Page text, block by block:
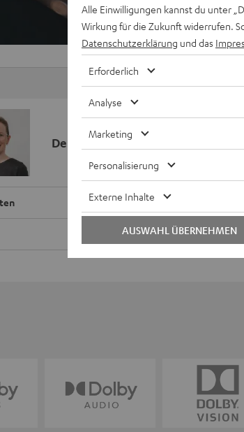
Deine Kaufberatung
Alle Einwilligungen kannst du unter
Wirkung für die Zukunft widerrufen.
Datenschutzerklärung und das
Erforderlich
Analyse
Marketing
Personalisierung
Externe Inhalte
AUSWAHL ÜBERNEHMEN